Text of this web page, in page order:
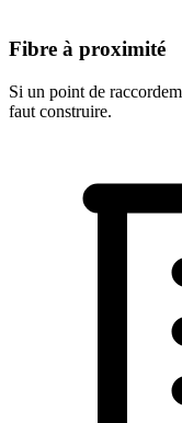
Fibre à proximité
Si un point de
faut construire.